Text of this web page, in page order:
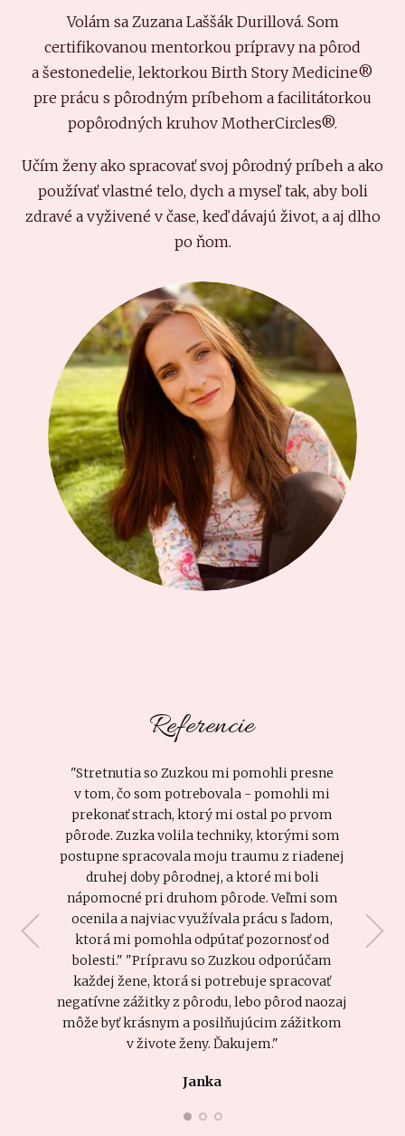
Volám sa Zuzana Laššák Durillová. Som
certifikovanou mentorkou prípravy na pôrod
a šestonedelie, lektorkou Birth Story Medicine®
pre prácu s pôrodným príbehom a facilitátorkou
popôrodných kruhov MotherCircles®.
Učím ženy ako spracovať svoj pôrodný príbeh a ako
používať vlastné telo, dych a myseľ tak, aby boli
zdravé a vyživené v čase, keď dávajú život, a aj dlho
po ňom.
Referencie
"Stretnutia so Zuzkou mi pomohli presne
v tom, čo som potrebovala - pomohli mi
prekonať strach, ktorý mi ostal po prvom
pôrode. Zuzka volila techniky, ktorými som
postupne spracovala moju traumu z riadenej
druhej doby pôrodnej, a ktoré mi boli
nápomocné pri druhom pôrode. Veľmi som
ocenila a najviac využívala prácu s ľadom,
ktorá mi pomohla odpútať pozornosť od
bolesti." "Prípravu so Zuzkou odporúčam
každej žene, ktorá si potrebuje spracovať
negatívne zážitky z pôrodu, lebo pôrod naozaj
môže byť krásnym a posilňujúcim zážitkom
v živote ženy. Ďakujem."
Janka